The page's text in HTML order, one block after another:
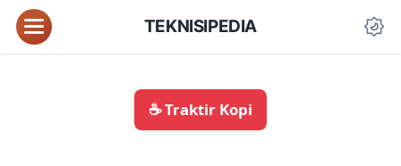
TEKNISIPEDIA
☕ Traktir Kopi